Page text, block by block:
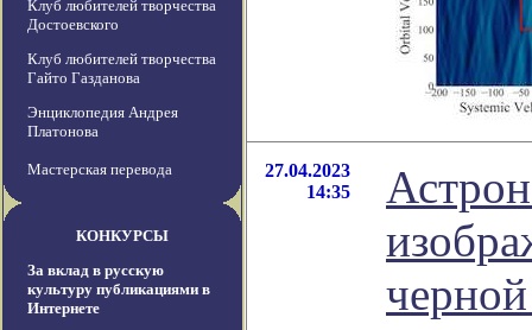
Клуб любителей творчества
Достоевского
Клуб любителей творчества
Гайто Газданова
Энциклопедия Андрея
Платонова
Мастерская перевода
КОНКУРСЫ
За вклад в русскую
культуру публикациями в
Интернете
27.04.2023
14:35